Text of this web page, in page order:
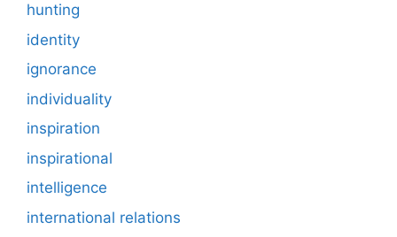
hunting
identity
ignorance
individuality
inspiration
inspirational
intelligence
international relations